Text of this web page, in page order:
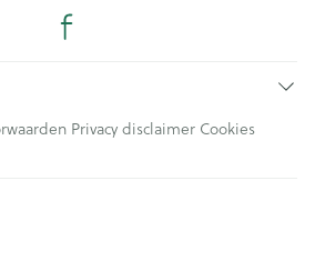
Privacy disclaimer Cookies